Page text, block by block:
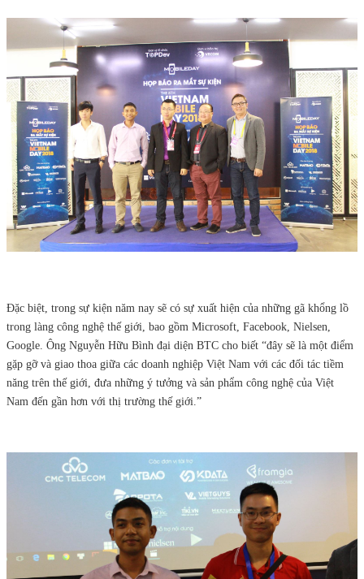
Đặc biệt, trong sự kiện năm nay sẽ có sự xuất hiện của những gã khổng lồ
trong làng công nghệ thế giới, bao gồm Microsoft, Facebook, Nielsen,
Google. Ông Nguyễn Hữu Bình đại diện BTC cho biết “đây sẽ là một điểm
gặp gỡ và giao thoa giữa các doanh nghiệp Việt Nam với các đối tác tiềm
năng trên thế giới, đưa những ý tưởng và sản phẩm công nghệ của Việt
Nam đến gần hơn với thị trường thế giới.”